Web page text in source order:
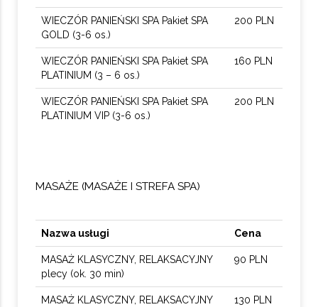
WIECZÓR PANIEŃSKI SPA Pakiet SPA
GOLD (3-6 os.)
200 PLN
WIECZÓR PANIEŃSKI SPA Pakiet SPA
PLATINIUM (3 – 6 os.)
160 PLN
WIECZÓR PANIEŃSKI SPA Pakiet SPA
PLATINIUM VIP (3-6 os.)
200 PLN
MASAŻE (MASAŻE I STREFA SPA)
Nazwa usługi Cena
MASAŻ KLASYCZNY, RELAKSACYJNY
plecy (ok. 30 min)
90 PLN
MASAŻ KLASYCZNY, RELAKSACYJNY
130 PLN